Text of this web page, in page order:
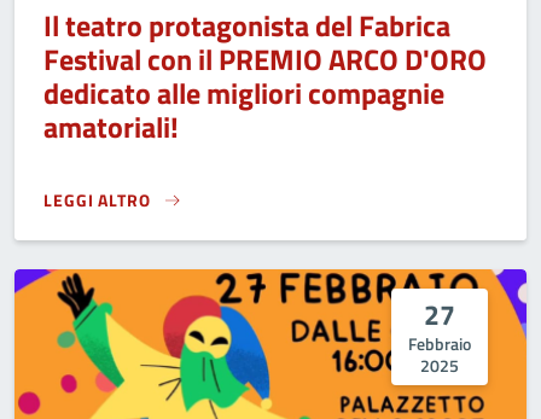
Il teatro protagonista del Fabrica
Festival con il PREMIO ARCO D'ORO
dedicato alle migliori compagnie
amatoriali!
LEGGI ALTRO
IL TEATRO PROTAGONISTA DEL FABRICA FESTIVAL CON IL
27
Febbraio
2025